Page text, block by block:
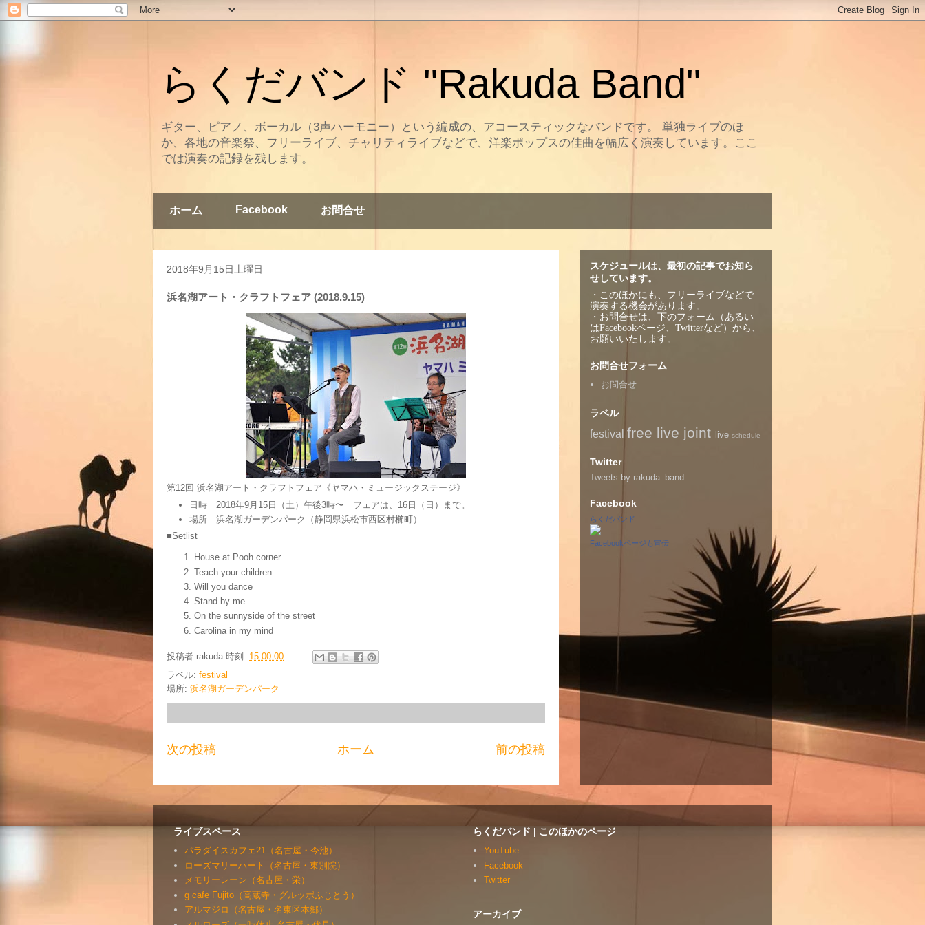
らくだバンド "Rakuda Band"
ギター、ピアノ、ボーカル（3声ハーモニー）という編成の、アコースティックなバンドです。 単独ライブのほ
か、各地の音楽祭、フリーライブ、チャリティライブなどで、洋楽ポップスの佳曲を幅広く演奏しています。ここ
では演奏の記録を残します。
ホーム Facebook お問合せ
2018年9月15日土曜日
浜名湖アート・クラフトフェア (2018.9.15)
第12回 浜名湖アート・クラフトフェア《ヤマハ・ミュージックステージ》
日時 2018年9月15日（土）午後3時〜 フェアは、16日（日）まで。
場所 浜名湖ガーデンパーク（静岡県浜松市西区村櫛町）
■Setlist
House at Pooh corner
Teach your children
Will you dance
Stand by me
On the sunnyside of the street
Carolina in my mind
投稿者 rakuda 時刻: 15:00:00
ラベル: festival
場所: 浜名湖ガーデンパーク
次の投稿 前の投稿
ホーム
スケジュールは、最初の記事でお知ら
せしています。
・このほかにも、フリーライブなどで
演奏する機会があります。
・お問合せは、下のフォーム（あるい
はFacebookページ、Twitterなど）から、
お願いいたします。
お問合せフォーム
お問合せ
ラベル
festival free live joint live schedule
Twitter
Tweets by rakuda_band
Facebook
らくだバンド
Facebookページも宣伝
ライブスペース
パラダイスカフェ21（名古屋・今池）
ローズマリーハート（名古屋・東別院）
メモリーレーン（名古屋・栄）
g cafe Fujito（高蔵寺・グルッポふじとう）
アルマジロ（名古屋・名東区本郷）
らくだバンド | このほかのページ
YouTube
Facebook
Twitter
アーカイブ